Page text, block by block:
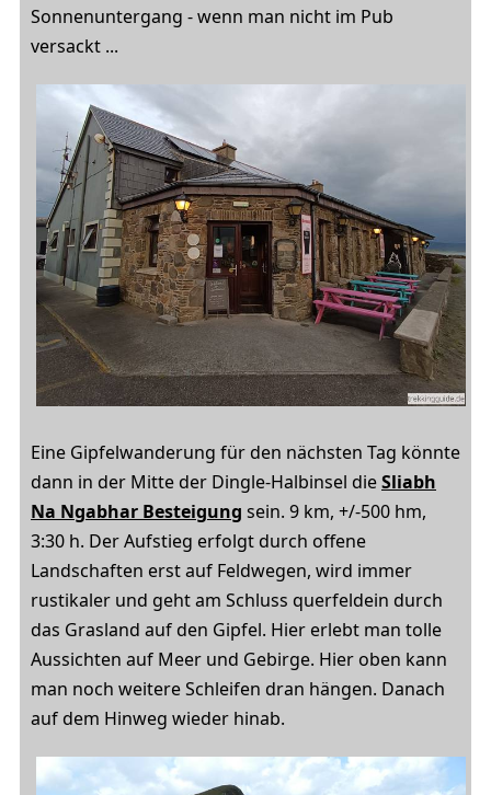
Sonnenuntergang - wenn man nicht im Pub
versackt ...
Eine Gipfelwanderung für den nächsten Tag könnte
dann in der Mitte der Dingle-Halbinsel dieSliabh
Na Ngabhar Besteigung sein. 9 km, +/-500 hm,
3:30 h. Der Aufstieg erfolgt durch offene
Landschaften erst auf Feldwegen, wird immer
rustikaler und geht am Schluss querfeldein durch
das Grasland auf den Gipfel. Hier erlebt man tolle
Aussichten auf Meer und Gebirge. Hier oben kann
man noch weitere Schleifen dran hängen. Danach
auf dem Hinweg wieder hinab.